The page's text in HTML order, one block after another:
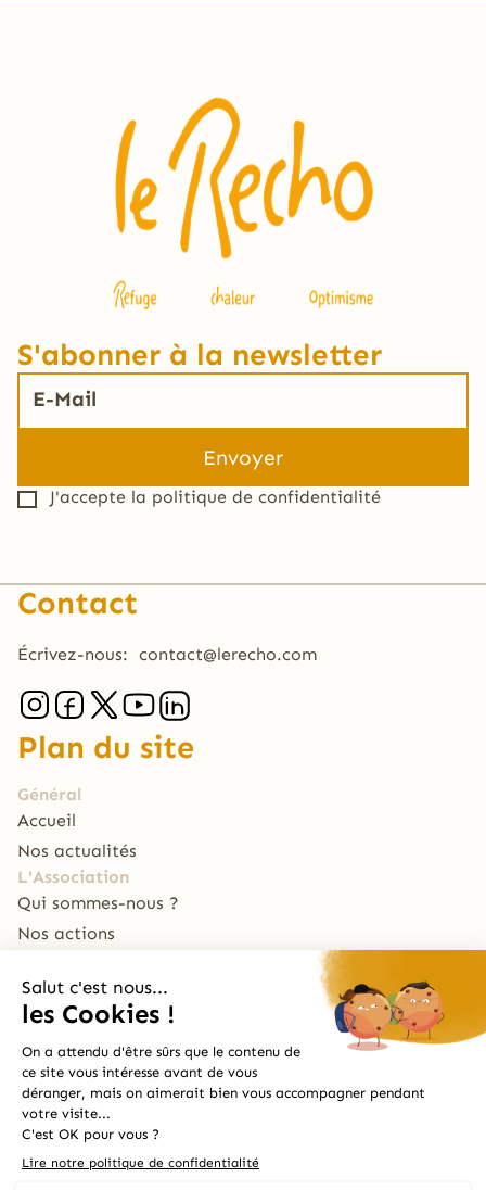
S'abonner à la newsletter
J'accepte la politique de confidentialité
Contact
Écrivez-nous: contact@lerecho.com
Plan du site
Général
Accueil
Nos actualités
L'Association
Qui sommes-nous ?
Nos actions
Le Traiteur
La Table du RECHO
Le Bal Café par Le RECHO
Mentions Légales